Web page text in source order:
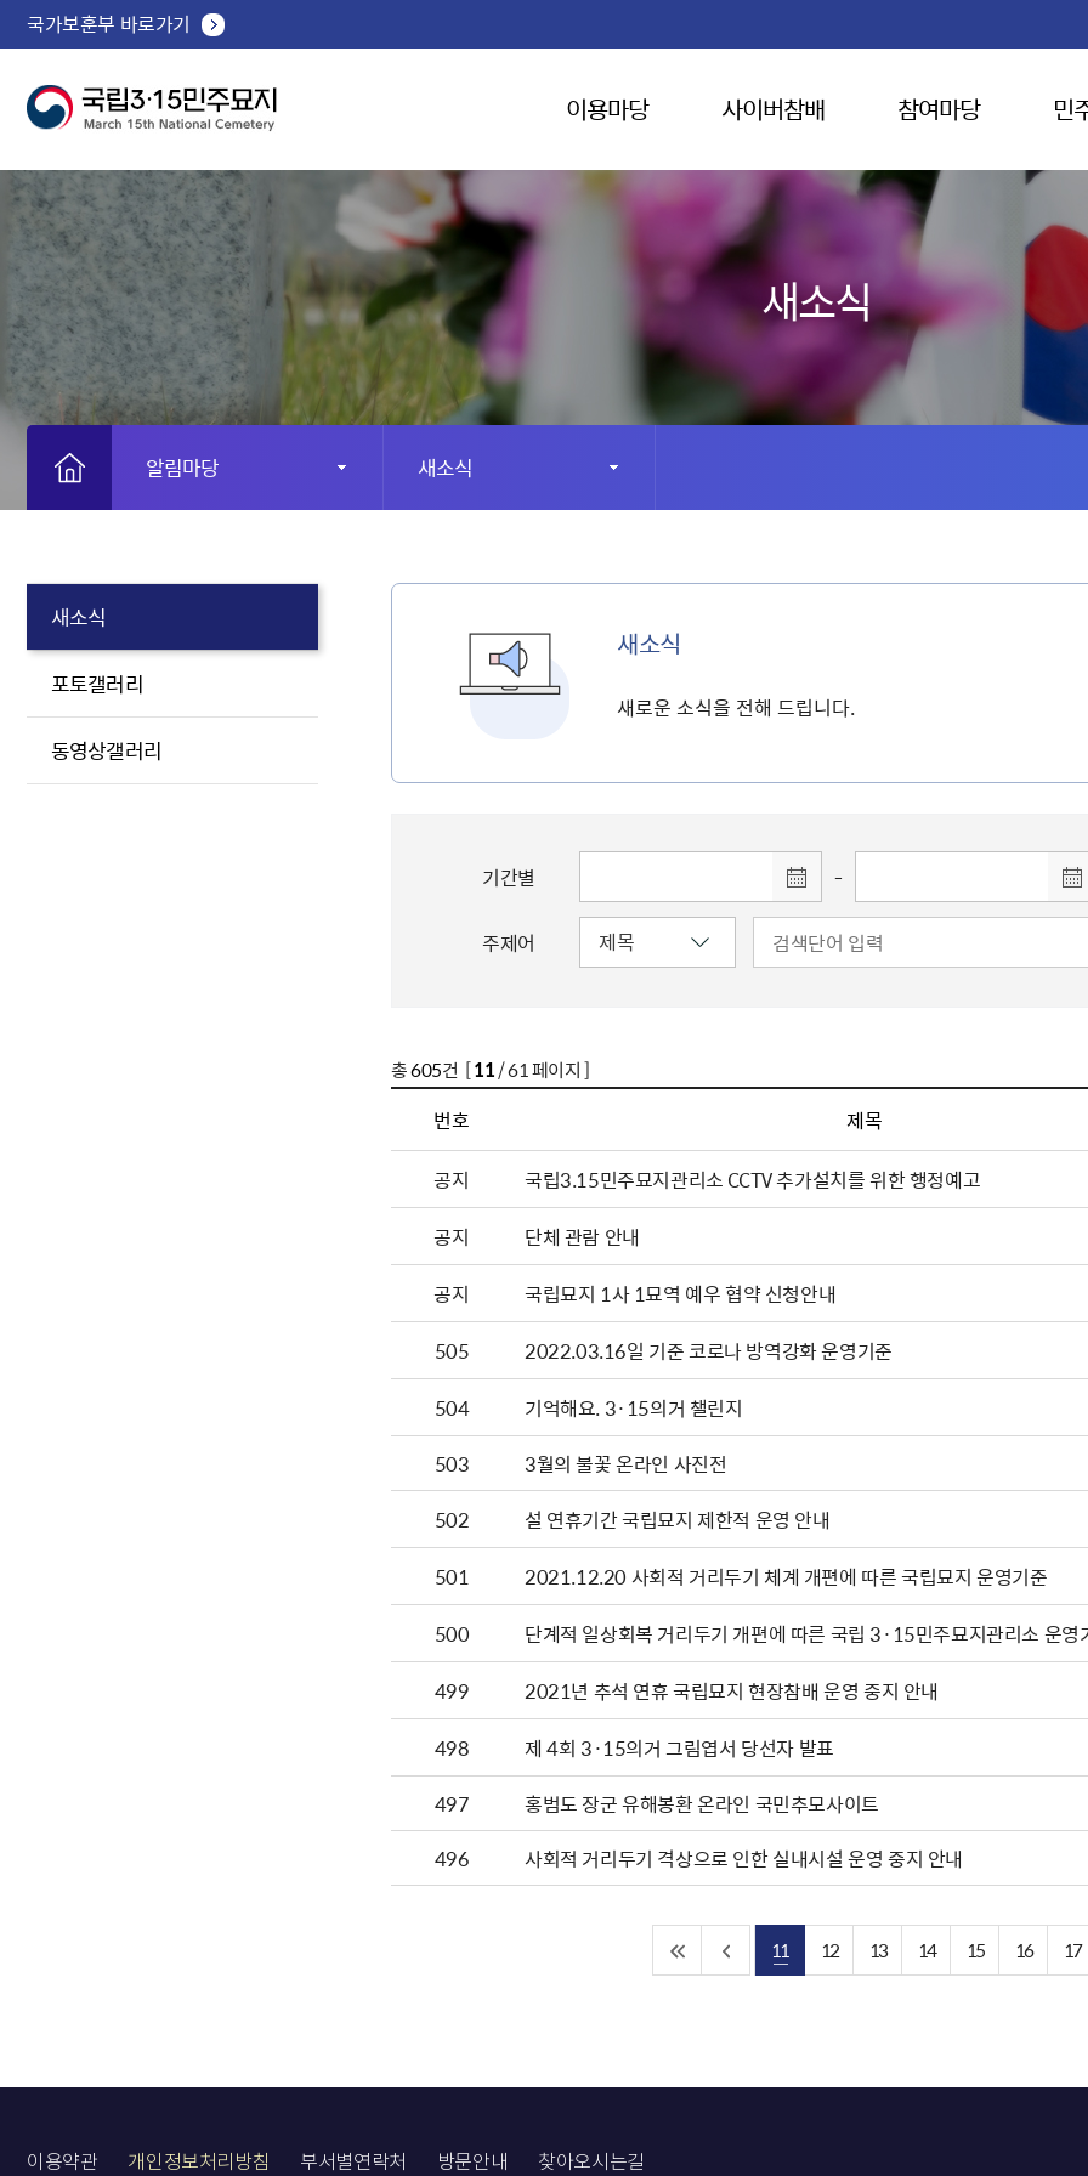
국가보훈부 바로가기
이용마당 사이버참배 참여마당 민
새소식
알림마당 새소식
새소식
포토갤러리
동영상갤러리
새소식
새로운 소식을 전해 드립니다.
기간별 -
주제어
총605건 [11/ 61 페이지 ]
번호 제목
공지
국립3.15민주묘지관리소 CCTV 추가설치를 위한 행정예고
공지
단체 관람 안내
공지
국립묘지 1사 1묘역 예우 협약 신청안내
505
2022.03.16일 기준 코로나 방역강화 운영기준
504
기억해요. 3·15의거 챌린지
503
3월의 불꽃 온라인 사진전
502
설 연휴기간 국립묘지 제한적 운영 안내
501
2021.12.20 사회적 거리두기 체계 개편에 따른 국립묘지 운영기준
500
단계적 일상회복 거리두기 개편에 따른 국립 3·15민주묘지관리소 운영
499
2021년 추석 연휴 국립묘지 현장참배 운영 중지 안내
498
제 4회 3·15의거 그림엽서 당선자 발표
497
홍범도 장군 유해봉환 온라인 국민추모사이트
496
사회적 거리두기 격상으로 인한 실내시설 운영 중지 안내
11 12 13 14 15 16 17
이용약관 개인정보처리방침 부서별연락처 방문안내 찾아오시는길